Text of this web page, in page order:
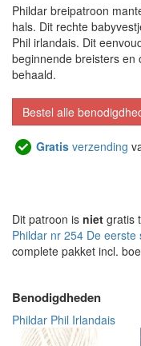
Phildar breipatroon
hals. Dit rechte
Phil irlandais. Dit
beginnende breisters en
behaald.
Bestel alle
Gratis verzending
Dit patroon is niet gratis
Phildar nr 254 De
complete pakket incl.
Benodigdheden
Phildar Phil Irlandais